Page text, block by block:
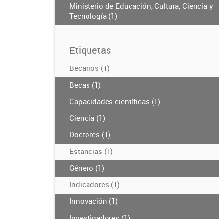
Ministerio de Educación, Cultura, Ciencia y
Tecnología (1)
Etiquetas
Becarios (1)
Becas (1)
Capacidades científicas (1)
Ciencia (1)
Doctores (1)
Estancias (1)
Género (1)
Indicadores (1)
Innovación (1)